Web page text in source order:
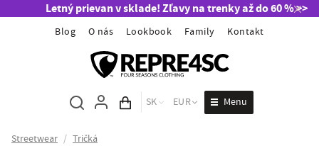
Letný prievan v sklade! Zľavy na trenky až do 60 % >>
Blog O nás Lookbook Family Kontakt
Obsah košíka
SK EUR Menu
Streetwear / Tričká